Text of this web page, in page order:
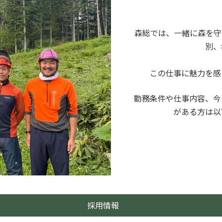
森総では、一緒に森を
別
この仕事に魅力を
勤務条件や仕事内容、
がある方は
採用情報